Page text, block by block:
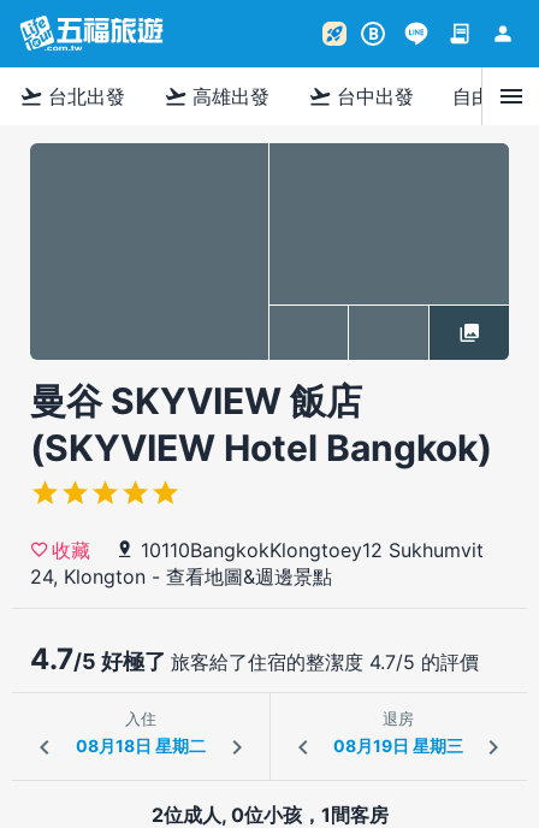
rocket_launch B contract person
flight_takeoff 台北出發 flight_takeoff 高雄出發 flight_takeoff 台中出發 自由行menu
曼谷 SKYVIEW 飯店
(SKYVIEW Hotel Bangkok)
收藏
10110BangkokKlongtoey12 Sukhumvit
24, Klongton - 查看地圖&週邊景點
4.7/5 好極了 旅客給了住宿的整潔度 4.7/5 的評價
入住 退房
2位成人, 0位小孩，1間客房